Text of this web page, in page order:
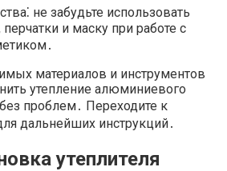
не забудьте использовать
и маску при работе с
материалов и инструментов
утепление алюминиевого
проблем․ Переходите к
дальнейших инструкций․
утеплителя